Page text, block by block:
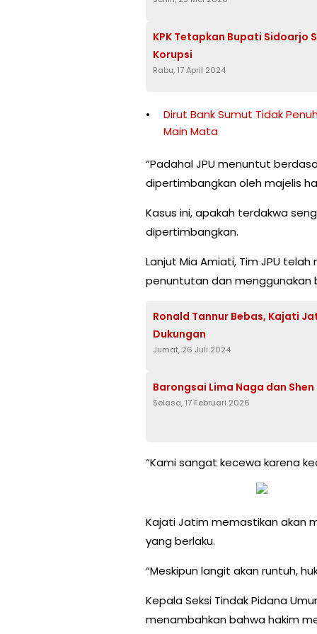
KPK Tetapkan Bupati Sidoarjo
Korupsi
Rabu, 17 April 2024
Dirut Bank Sumut Tidak
Main Mata
“Padahal JPU menuntut
dipertimbangkan oleh majelis
Kasus ini, apakah terdakwa
dipertimbangkan.
Lanjut Mia Amiati, Tim JPU
penuntutan dan menggunakan
Ronald Tannur Bebas, Kajati
Dukungan
Jumat, 26 Juli 2024
Barongsai Lima Naga dan
Selasa, 17 Februari 2026
“Kami sangat kecewa karena
Kajati Jatim memastikan akan
yang berlaku.
“Meskipun langit akan runtuh,
Kepala Seksi Tindak Pidana
menambahkan bahwa hakim